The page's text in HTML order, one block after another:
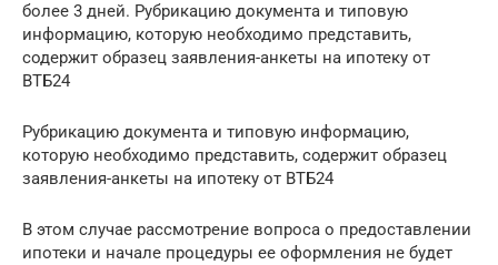
более 3 дней. Рубрикацию документа и типовую
информацию, которую необходимо представить,
содержит образец заявления-анкеты на ипотеку от
ВТБ24
Рубрикацию документа и типовую информацию,
которую необходимо представить, содержит образец
заявления-анкеты на ипотеку от ВТБ24
В этом случае рассмотрение вопроса о предоставлении
ипотеки и начале процедуры ее оформления не будет